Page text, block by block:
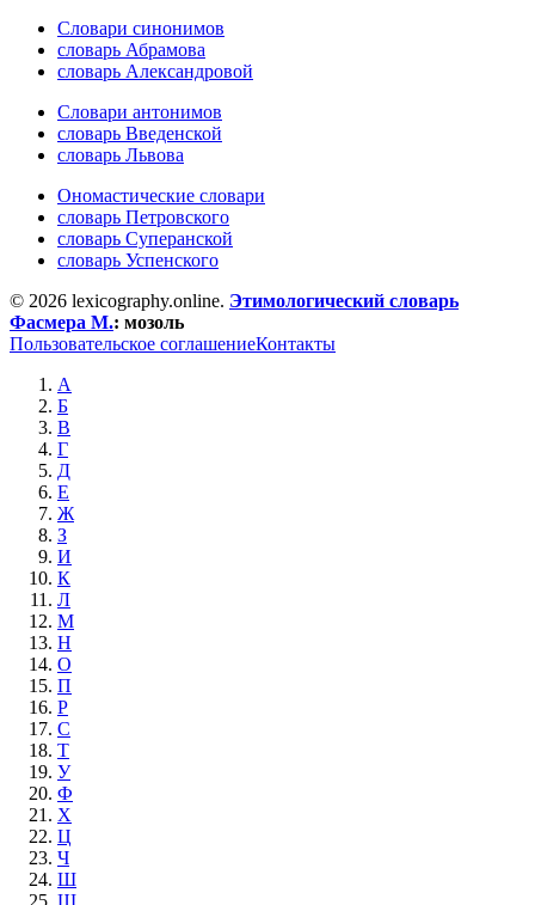
Словари синонимов
словарь Абрамова
словарь Александровой
Словари антонимов
словарь Введенской
словарь Львова
Ономастические словари
словарь Петровского
словарь Суперанской
словарь Успенского
© 2026 lexicography.online. Этимологический словарь
Фасмера М.: мозоль
Пользовательское соглашениеКонтакты
А
Б
В
Г
Д
Е
Ж
З
И
К
Л
М
Н
О
П
Р
С
Т
У
Ф
Х
Ц
Ч
Ш